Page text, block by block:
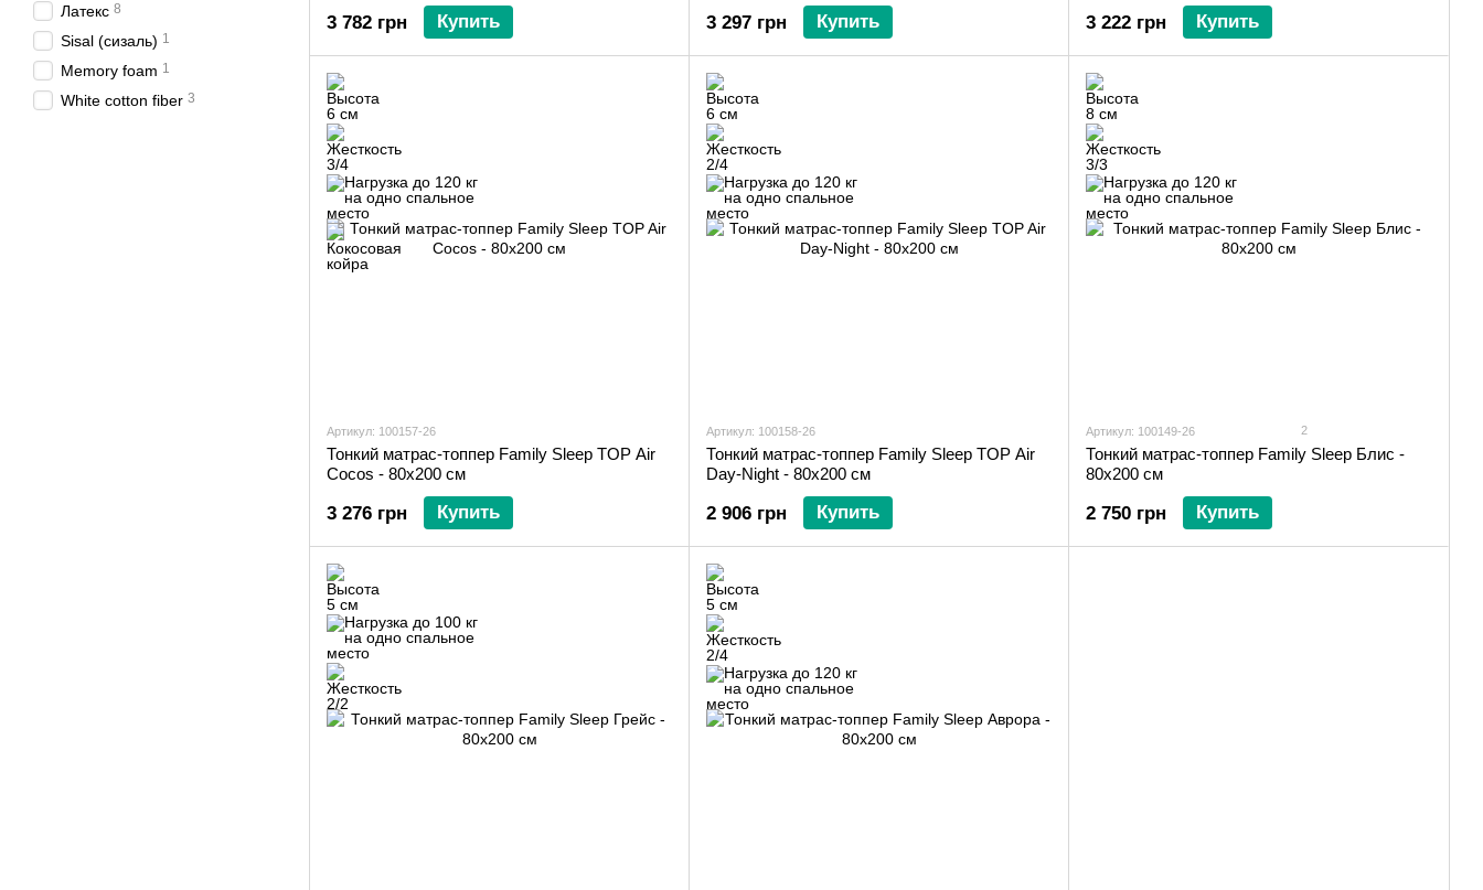
3 782 грн Купить 3 297 грн Купить 3 222 грн Купить
Артикул: 100157-26
Тонкий матрас-топпер Family Sleep TOP Air
Cocos - 80х200 см
3 276 грн Купить
Артикул: 100158-26
Тонкий матрас-топпер Family Sleep TOP Air
Day-Night - 80х200 см
2 906 грн Купить
Артикул: 100149-26 2
Тонкий матрас-топпер Family Sleep Блис -
80х200 см
2 750 грн Купить
Латекс 8
Sisal (сизаль) 1
Memory foam 1
White cotton fiber 3